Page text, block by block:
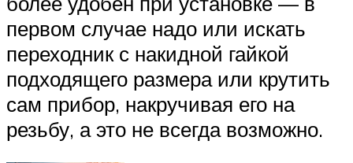
первом случае надо или искать
переходник с накидной гайкой
подходящего размера или крутить
сам прибор, накручивая его на
резьбу, а это не всегда возможно.